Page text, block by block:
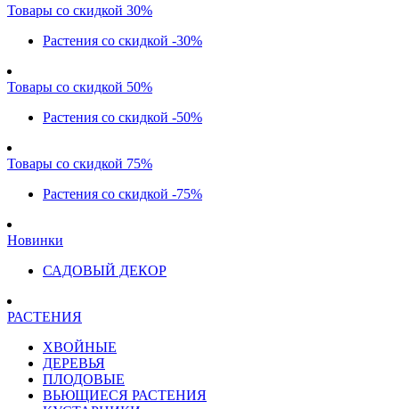
Товары со скидкой 30%
Растения со скидкой -30%
Товары со скидкой 50%
Растения со скидкой -50%
Товары со скидкой 75%
Растения со скидкой -75%
Новинки
САДОВЫЙ ДЕКОР
РАСТЕНИЯ
ХВОЙНЫЕ
ДЕРЕВЬЯ
ПЛОДОВЫЕ
ВЬЮЩИЕСЯ РАСТЕНИЯ